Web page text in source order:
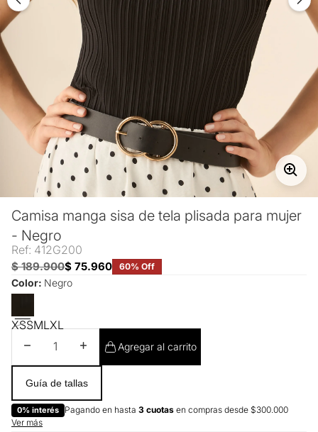
Camisa manga sisa de tela plisada para mujer
- Negro
Ref: 412G200
$ 189.900$ 75.960 60% Off
Color: Negro
XSSML XL
Disminuir cantidadAumentar cantidad
Agregar al carrito
Guía de tallas
0% interés Pagando en hasta 3 cuotas en compras desde $300.000
Ver más